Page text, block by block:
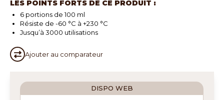
LES POINTS FORTS DE CE PRODUIT :
6 portions de 100 ml
Résiste de -60 °C à +230 °C
Jusqu’à 3000 utilisations
Ajouter au comparateur
DISPO WEB